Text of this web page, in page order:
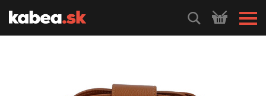
HLEDEJ